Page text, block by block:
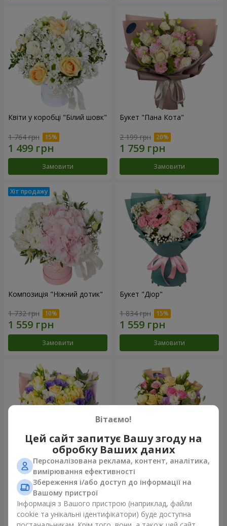
Квіти у коробці "Білий шовк"
1 764 грн
Замовити
Букет "Пана Кота"
2 199 грн
Замовити
Композиція "Ніжний дотик"
1 732 грн
Замовити
Букет "Діор"
1 834 грн
Замовити
Букет "Кольорові сни"
3 713 грн
Замовити
Букет "Квіткове Selfie!"
Замовити
Вітаємо!
Цей сайт запитує Вашу згоду на
обробку Ваших даних
Персоналізована реклама, контент, аналітика,
вимірювання ефективності
Збереження і/або доступ до інформації на
Вашому пристрої
Інформація з Вашого пристрою (наприклад, файли
cookie та унікальні ідентифікатори) буде доступна